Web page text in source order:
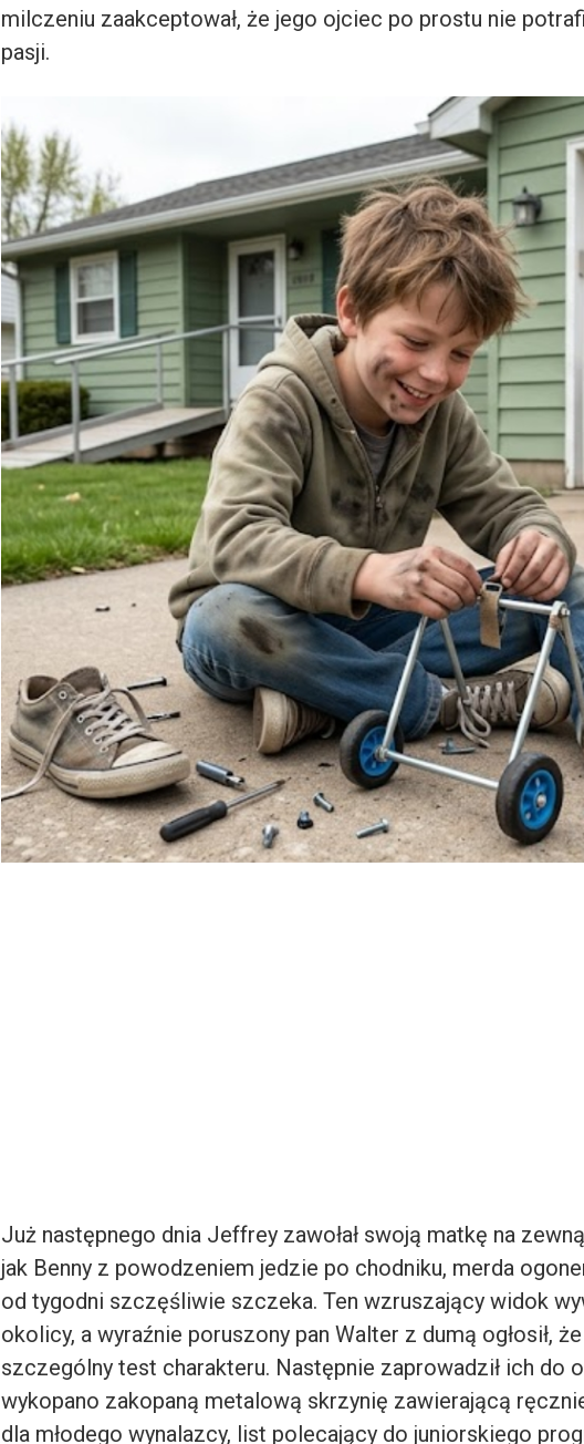
milczeniu zaakceptował, że jego ojciec po prostu nie
pasji.
Już następnego dnia Jeffrey zawołał swoją matkę na
jak Benny z powodzeniem jedzie po chodniku, merda
od tygodni szczęśliwie szczeka. Ten wzruszający widok
okolicy, a wyraźnie poruszony pan Walter z dumą ogłosił,
szczególny test charakteru. Następnie zaprowadził ich do
wykopano zakopaną metalową skrzynię zawierającą
dla młodego wynalazcy, list polecający do juniorskiego